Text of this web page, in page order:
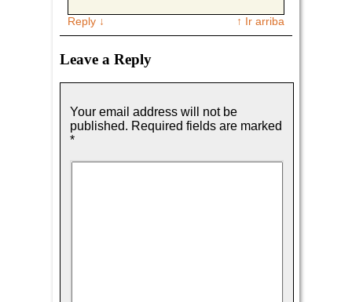
Reply ↓ ↑ Ir arriba
Leave a Reply
Your email address will not be
published. Required fields are marked
*